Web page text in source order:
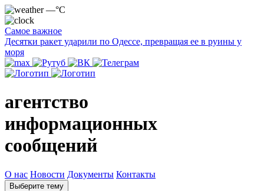
—°C
Самое важное
Десятки ракет ударили по Одессе, превращая ее в руины у
моря
агентство
информационных
сообщений
О нас Новости Документы Контакты
Выберите тему